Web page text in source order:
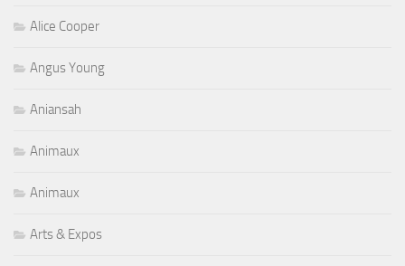
Alice Cooper
Angus Young
Aniansah
Animaux
Animaux
Arts & Expos